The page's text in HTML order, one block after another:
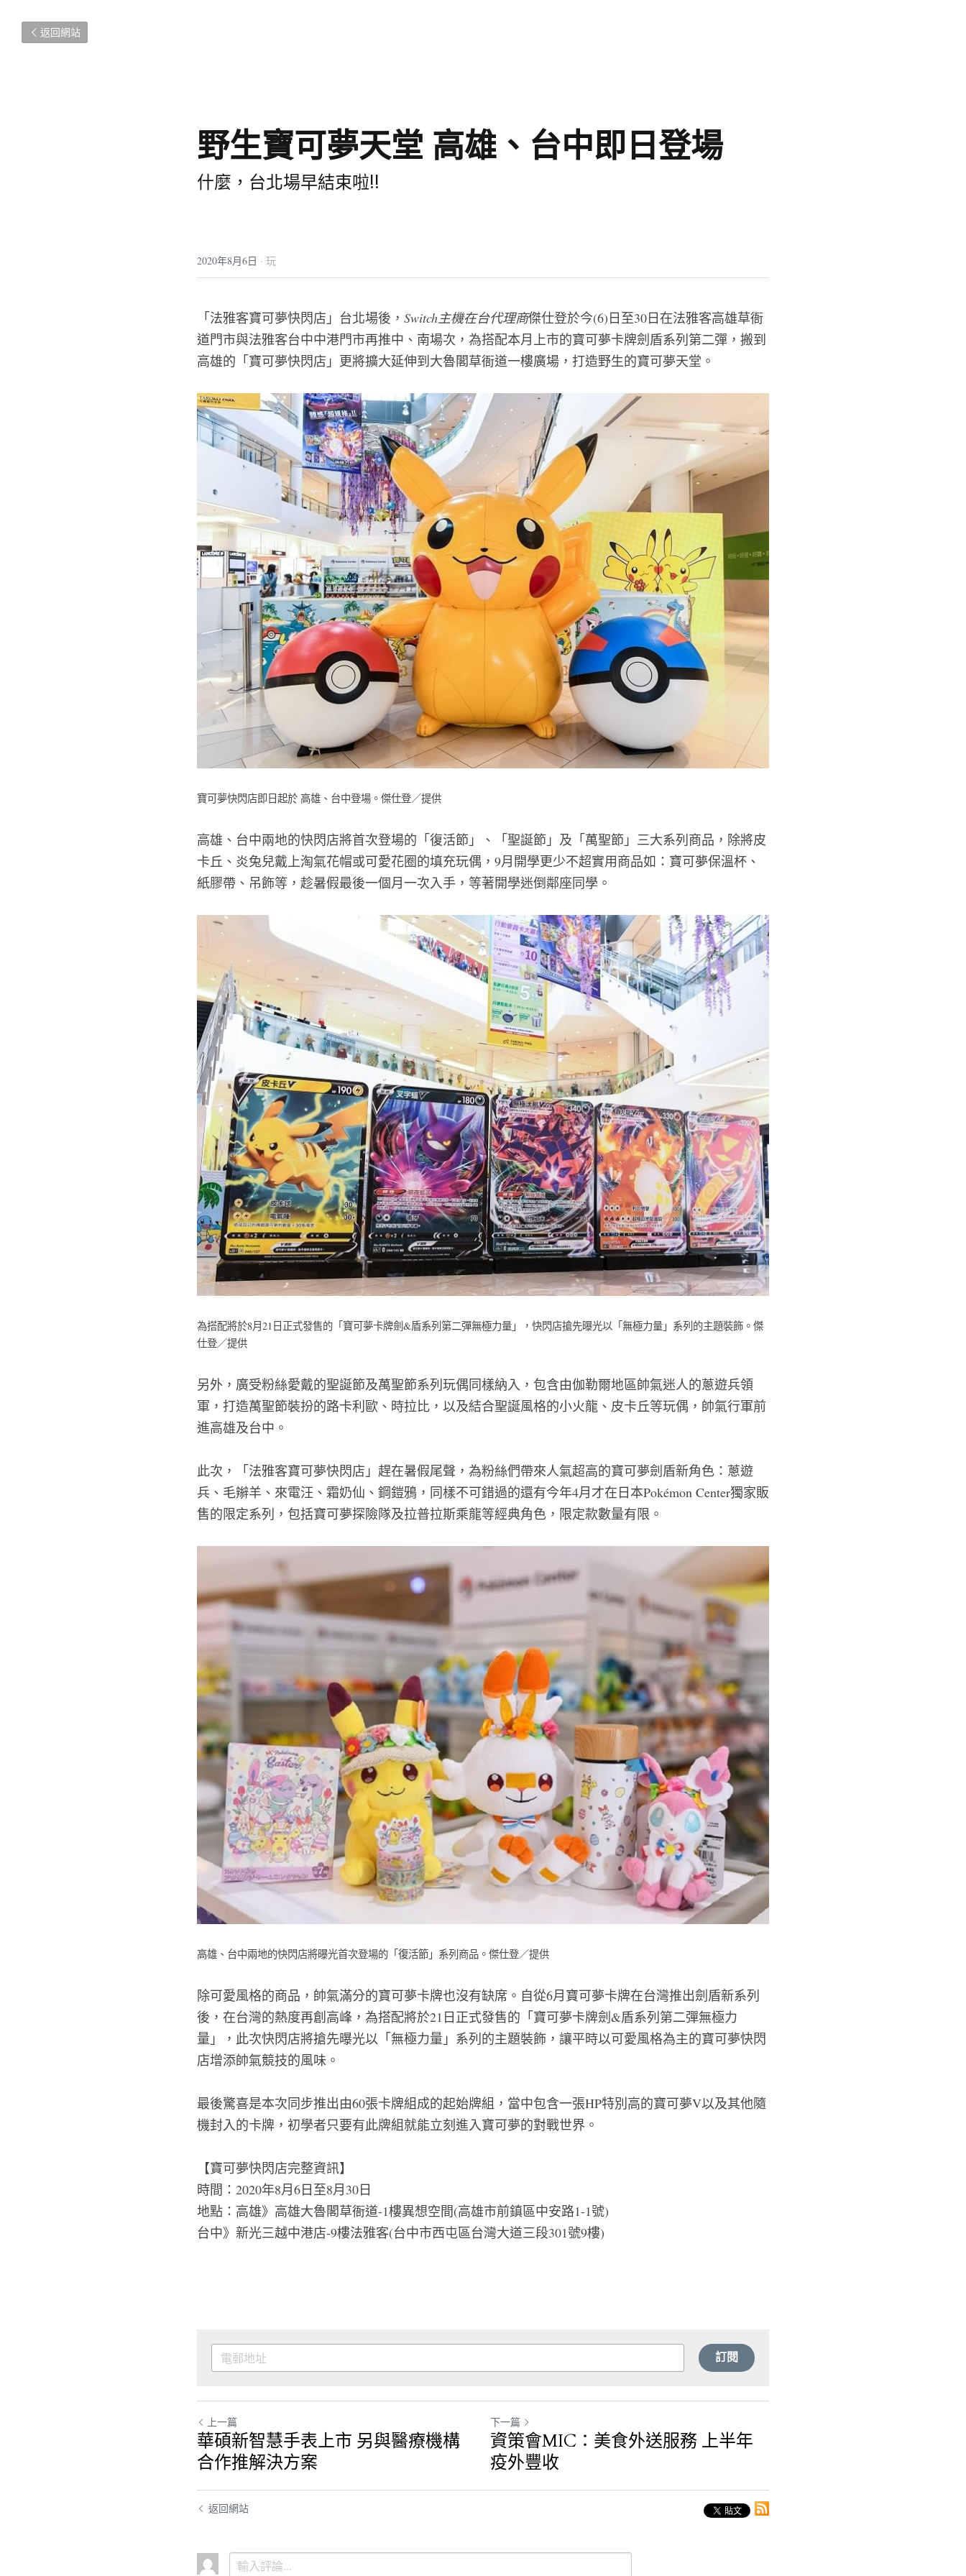
返回網站
野生寶可夢天堂 高雄、台中即日登場
什麼，台北場早結束啦!!
2020年8月6日 · 玩
「法雅客寶可夢快閃店」台北場後， Switch主機在台代理商傑仕登於今(6)日至30日在法雅客高雄草衙
道門市與法雅客台中中港門市再推中、南場次，為搭配本月上市的寶可夢卡牌劍盾系列第二彈，搬到
高雄的「寶可夢快閃店」更將擴大延伸到大魯閣草衙道一樓廣場，打造野生的寶可夢天堂。
寶可夢快閃店即日起於 高雄、台中登場。傑仕登／提供
高雄、台中兩地的快閃店將首次登場的「復活節」、「聖誕節」及「萬聖節」三大系列商品，除將皮
卡丘、炎兔兒戴上淘氣花帽或可愛花圈的填充玩偶，9月開學更少不超實用商品如：寶可夢保溫杯、
紙膠帶、吊飾等，趁暑假最後一個月一次入手，等著開學迷倒鄰座同學。
為搭配將於8月21日正式發售的「寶可夢卡牌劍&盾系列第二彈無極力量」，快閃店搶先曝光以「無極力量」系列的主題裝飾。傑
仕登／提供
另外，廣受粉絲愛戴的聖誕節及萬聖節系列玩偶同樣納入，包含由伽勒爾地區帥氣迷人的蔥遊兵領
軍，打造萬聖節裝扮的路卡利歐、時拉比，以及結合聖誕風格的小火龍、皮卡丘等玩偶，帥氣行軍前
進高雄及台中。
此次，「法雅客寶可夢快閃店」趕在暑假尾聲，為粉絲們帶來人氣超高的寶可夢劍盾新角色：蔥遊
兵、毛辮羊、來電汪、霜奶仙、鋼鎧鴉，同樣不可錯過的還有今年4月才在日本Pokémon Center獨家販
售的限定系列，包括寶可夢探險隊及拉普拉斯乘龍等經典角色，限定款數量有限。
高雄、台中兩地的快閃店將曝光首次登場的「復活節」系列商品。傑仕登／提供
除可愛風格的商品，帥氣滿分的寶可夢卡牌也沒有缺席。自從6月寶可夢卡牌在台灣推出劍盾新系列
後，在台灣的熱度再創高峰，為搭配將於21日正式發售的「寶可夢卡牌劍&盾系列第二彈無極力
量」，此次快閃店將搶先曝光以「無極力量」系列的主題裝飾，讓平時以可愛風格為主的寶可夢快閃
店增添帥氣競技的風味。
最後驚喜是本次同步推出由60張卡牌組成的起始牌組，當中包含一張HP特別高的寶可夢V以及其他隨
機封入的卡牌，初學者只要有此牌組就能立刻進入寶可夢的對戰世界。
【寶可夢快閃店完整資訊】
時間：2020年8月6日至8月30日
地點：高雄》高雄大魯閣草衙道-1樓異想空間(高雄市前鎮區中安路1-1號)
台中》新光三越中港店-9樓法雅客(台中市西屯區台灣大道三段301號9樓)
訂閱
上一篇
華碩新智慧手表上市 另與醫療機構
合作推解決方案
下一篇
資策會MIC：美食外送服務 上半年
疫外豐收
返回網站